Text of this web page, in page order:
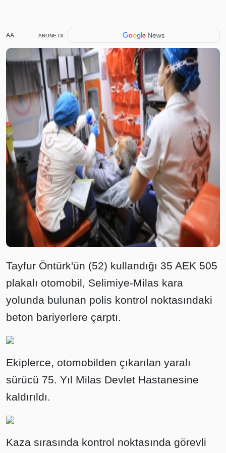
AA ABONE OL
Tayfur Öntürk'ün (52) kullandığı 35 AEK 505
plakalı otomobil, Selimiye-Milas kara
yolunda bulunan polis kontrol noktasındaki
beton bariyerlere çarptı.
Ekiplerce, otomobilden çıkarılan yaralı
sürücü 75. Yıl Milas Devlet Hastanesine
kaldırıldı.
Kaza sırasında kontrol noktasında görevli